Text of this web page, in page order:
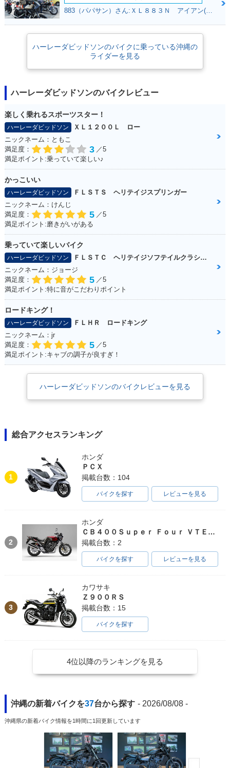
883（パパサン）さん:ＸＬ８８３Ｎ アイアン(ハーレーダビッドソン)
ハーレーダビッドソンのバイクに乗っている沖縄の
ライダーを見る
ハーレーダビッドソンのバイクレビュー
楽しく乗れるスポーツスター！
ハーレーダビッドソン
ＸＬ１２００Ｌ ロー
ニックネーム：ともこ
満足度：
3 ／5
満足ポイント:乗っていて楽しい♪
かっこいい
ハーレーダビッドソン
ＦＬＳＴＳ ヘリテイジスプリンガー
ニックネーム：けんじ
満足度：
5 ／5
満足ポイント:磨きがいがある
乗っていて楽しいバイク
ハーレーダビッドソン
ＦＬＳＴＣ ヘリテイジソフテイルクラシック
ニックネーム：ジョージ
満足度：
5 ／5
満足ポイント:特に音がこだわりポイント
ロードキング！
ハーレーダビッドソン
ＦＬＨＲ ロードキング
ニックネーム：jr
満足度：
5 ／5
満足ポイント:キャブの調子が良すぎ！
ハーレーダビッドソンのバイクレビューを見る
総合アクセスランキング
1
ホンダ
ＰＣＸ
掲載台数：104
バイクを探す レビューを見る
2
ホンダ
ＣＢ４００Ｓｕｐｅｒ Ｆｏｕｒ ＶＴＥＣ ＳＰＥＣ３
掲載台数：2
バイクを探す レビューを見る
3
カワサキ
Ｚ９００ＲＳ
掲載台数：15
バイクを探す
4位以降のランキングを見る
沖縄の新着バイクを37台から探す - 2026/08/08 -
沖縄県の新着バイク情報を1時間に1回更新しています